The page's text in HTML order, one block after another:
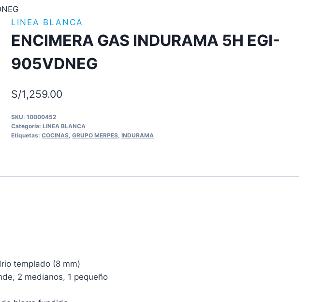
LINEA BLANCA
ENCIMERA GAS INDURAMA 5H EGI-
905VDNEG
S/1,259.00
SKU: 10000452
Categoría: LINEA BLANCA
Etiquetas: COCINAS, GRUPO MERPES, INDURAMA
templado (8 mm)
2 medianos, 1 pequeño